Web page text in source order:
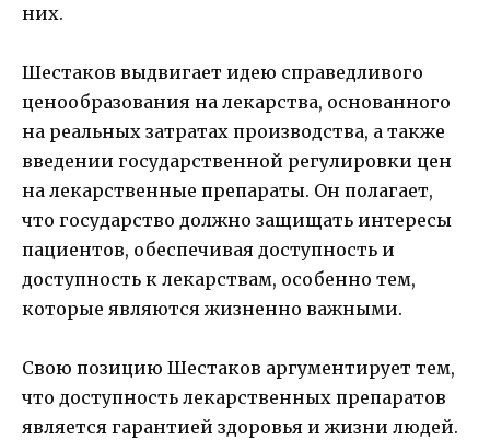
них.
Шестаков выдвигает идею справедливого
ценообразования на лекарства, основанного
на реальных затратах производства, а также
введении государственной регулировки цен
на лекарственные препараты. Он полагает,
что государство должно защищать интересы
пациентов, обеспечивая доступность и
доступность к лекарствам, особенно тем,
которые являются жизненно важными.
Свою позицию Шестаков аргументирует тем,
что доступность лекарственных препаратов
является гарантией здоровья и жизни людей.